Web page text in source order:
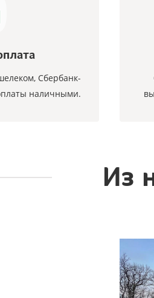
Сбербанк-
наличными.
Из